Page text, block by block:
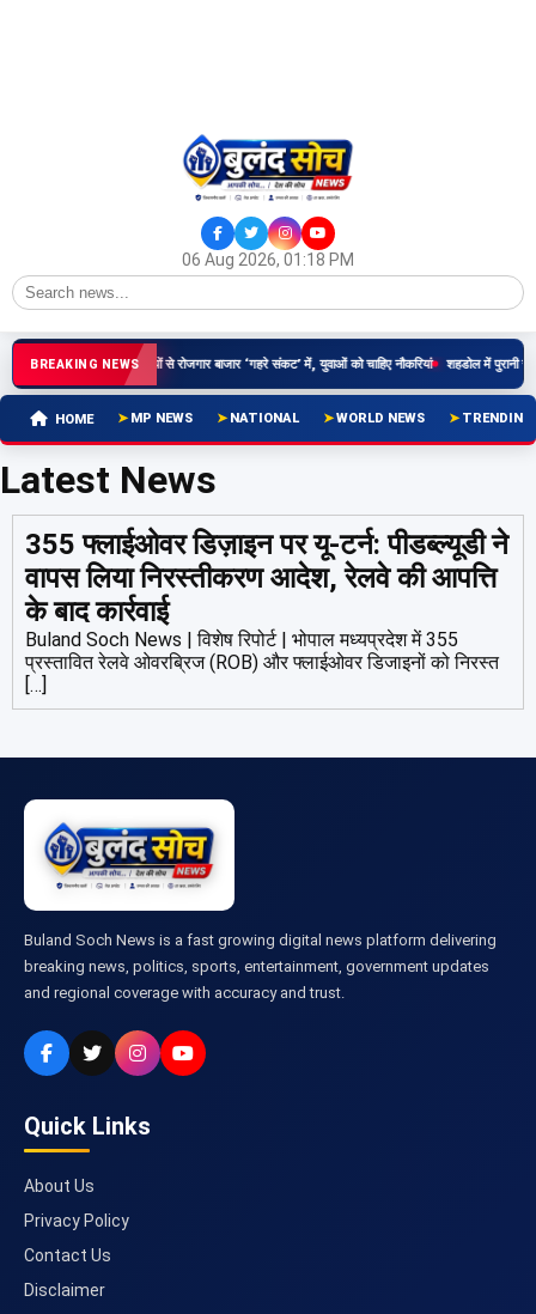
06 Aug 2026, 01:18 PM
BREAKING NEWS
सरकार पर आरोप: गलत नीतियों से रोजगार बाजार ‘गहरे संकट’ में, युवाओं को चाहिए नौकरियां शहडोल में पुरानी
HOME MP NEWS NATIONAL WORLD NEWS TRENDING
Latest News
355 फ्लाईओवर डिज़ाइन पर यू-टर्न: पीडब्ल्यूडी ने
वापस लिया निरस्तीकरण आदेश, रेलवे की आपत्ति
के बाद कार्रवाई
Buland Soch News | विशेष रिपोर्ट | भोपाल मध्यप्रदेश में 355
प्रस्तावित रेलवे ओवरब्रिज (ROB) और फ्लाईओवर डिजाइनों को निरस्त
[…]
Buland Soch News is a fast growing digital news platform delivering
breaking news, politics, sports, entertainment, government updates
and regional coverage with accuracy and trust.
Quick Links
About Us
Privacy Policy
Contact Us
Disclaimer